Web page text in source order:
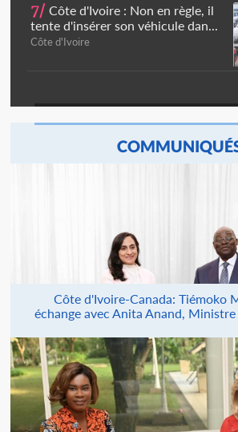
7/ Côte d'Ivoire : Non en règle, il
tente d'insérer son véhicule dan...
Côte d'Ivoire
Côte d'Ivoire-Canada: Tiémoko
échange avec Anita Anand, Ministre